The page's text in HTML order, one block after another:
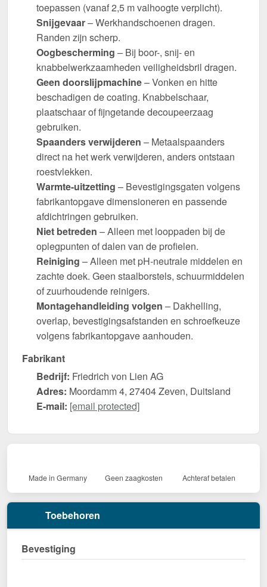
toepassen (vanaf 2,5 m valhoogte verplicht).
Snijgevaar– Werkhandschoenen dragen.
Randen zijn scherp.
Oogbescherming – Bij boor-, snij- en
knabbelwerkzaamheden veiligheidsbril dragen.
Geen doorslijpmachine– Vonken en hitte
beschadigen de coating. Knabbelschaar,
plaatschaar of fijngetande decoupeerzaag
gebruiken.
Spaanders verwijderen – Metaalspaanders
direct na het werk verwijderen, anders ontstaan
roestvlekken.
Warmte-uitzetting – Bevestigingsgaten volgens
fabrikantopgave dimensioneren en passende
afdichtringen gebruiken.
Niet betreden – Alleen met looppaden bij de
oplegpunten of dalen van de profielen.
Reiniging – Alleen met pH-neutrale middelen en
zachte doek. Geen staalborstels, schuurmiddelen
of zuurhoudende reinigers.
Montagehandleiding volgen – Dakhelling,
overlap, bevestigingsafstanden en schroefkeuze
volgens fabrikantopgave aanhouden.
Fabrikant
Bedrijf: Friedrich von Lien AG
Adres: Moordamm 4, 27404 Zeven, Duitsland
E-mail: [email protected]
Made in Germany Geen zaagkosten Achteraf betalen
Toebehoren
Bevestiging